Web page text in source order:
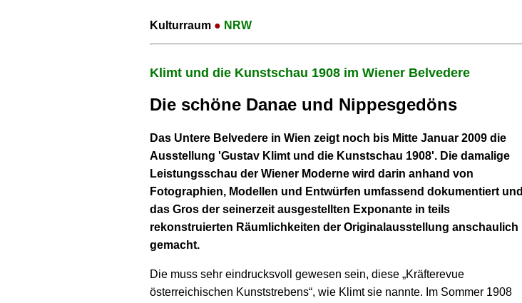
Kulturraum ● NRW
Klimt und die Kunstschau 1908 im Wiener Belvedere
Die schöne Danae und Nippesgedöns
Das Untere Belvedere in Wien zeigt noch bis Mitte Januar 2009 die
Ausstellung 'Gustav Klimt und die Kunstschau 1908'. Die damalige
Leistungsschau der Wiener Moderne wird darin anhand von
Fotographien, Modellen und Entwürfen umfassend dokumentiert und
das Gros der seinerzeit ausgestellten Exponante in teils
rekonstruierten Räumlichkeiten der Originalausstellung anschaulich
gemacht.
Die muss sehr eindrucksvoll gewesen sein, diese „Kräfterevue
österreichischen Kunststrebens“, wie Klimt sie nannte. Im Sommer 1908